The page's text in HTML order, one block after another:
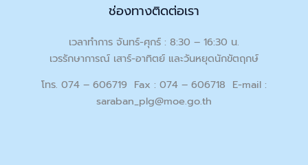
ช่องทางติดต่อเรา
เวลาทำการ จันทร์-ศุกร์ : 8:30 – 16:30 น.
เวรรักษาการณ์ เสาร์-อาทิตย์ และวันหยุดนักขัตฤกษ์
โทร. 074 – 606719 Fax : 074 – 606718 E-mail :
saraban_plg@moe.go.th